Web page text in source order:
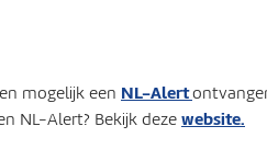
mogelijk een NL-Alert
NL-Alert? Bekijk deze website.